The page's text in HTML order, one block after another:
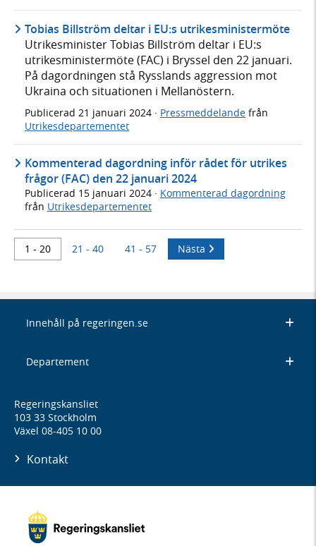
Tobias Billström deltar i EU:s utrikesministermöte
Utrikesminister Tobias Billström deltar i EU:s
utrikesministermöte (FAC) i Bryssel den 22 januari.
På dagordningen stå Rysslands aggression mot
Ukraina och situationen i Mellanöstern.
Publicerad 21 januari 2024 · Pressmeddelande från
Utrikesdepartementet
Kommenterad dagordning inför rådet för utrikes
frågor (FAC) den 22 januari 2024
Publicerad 15 januari 2024 · Kommenterad dagordning
från Utrikesdepartementet
1 - 20 21 - 40 41 - 57 Nästa
Innehåll på regeringen.se
Departement
Regeringskansliet
103 33 Stockholm
Växel 08-405 10 00
Kontakt